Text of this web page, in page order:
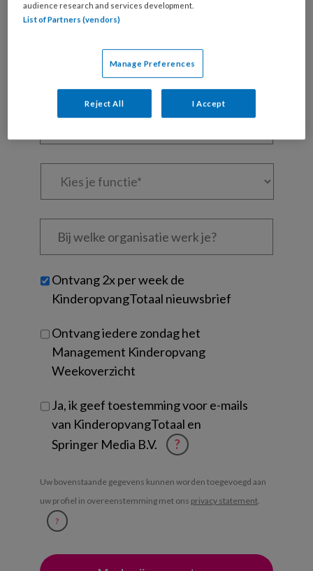
Al een account of abonnement?
mailadres?
wachtwoord* *
Kies
Bij
welke
je?
Untitled
Ontvang 2x per week de
KinderopvangTotaal nieuwsbrief
Ontvang iedere zondag het
Management Kinderopvang
Weekoverzicht
Ja, ik geef toestemming voor e-mails
van KinderopvangTotaal en
Springer Media B.V.
?
Uw bovenstaande gegevens kunnen worden toegevoegd aan
uw profiel in overeenstemming met ons privacy statement.
?
audience research and services development.
List of Partners (vendors)
Manage Preferences
Reject All I Accept